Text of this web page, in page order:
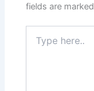
fields are marked
here..